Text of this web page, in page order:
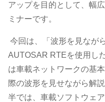
アップを目的として、幅
ミナーです。
今回は、「波形を見なが
AUTOSAR RTEを使用し
は車載ネットワークの基
際の波形を見せながら解
半では、車載ソフトウェ